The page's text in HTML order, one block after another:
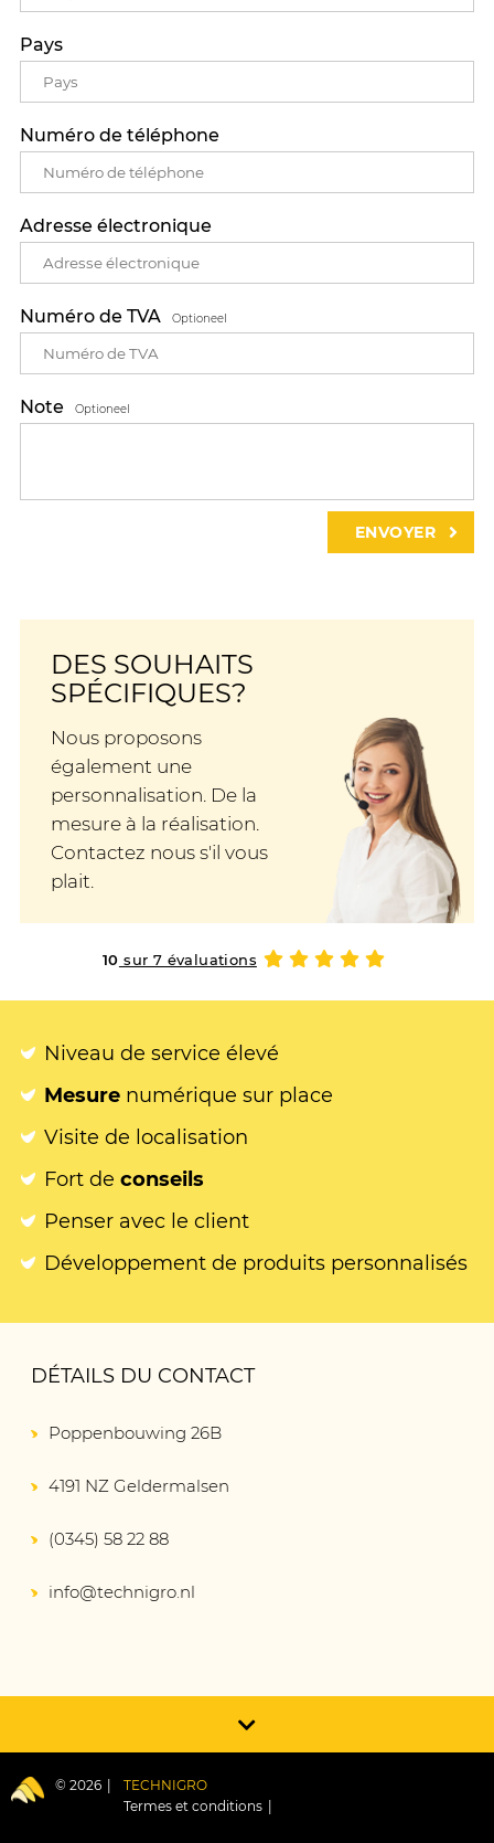
Pays
Numéro de téléphone
Adresse électronique
Numéro de TVA Optioneel
Note Optioneel
DES SOUHAITS
SPÉCIFIQUES?
Nous proposons
également une
personnalisation. De la
mesure à la réalisation.
Contactez nous s'il vous
plait.
10 sur 7 évaluations
Niveau de service élevé
Mesure numérique sur place
Visite de localisation
Fort de conseils
Penser avec le client
Développement de produits personnalisés
DÉTAILS DU CONTACT
Poppenbouwing 26B
4191 NZ Geldermalsen
(0345) 58 22 88
info@technigro.nl
© 2026
TECHNIGRO
Termes et conditions